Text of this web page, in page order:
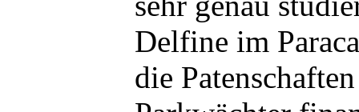
Delfine im
die